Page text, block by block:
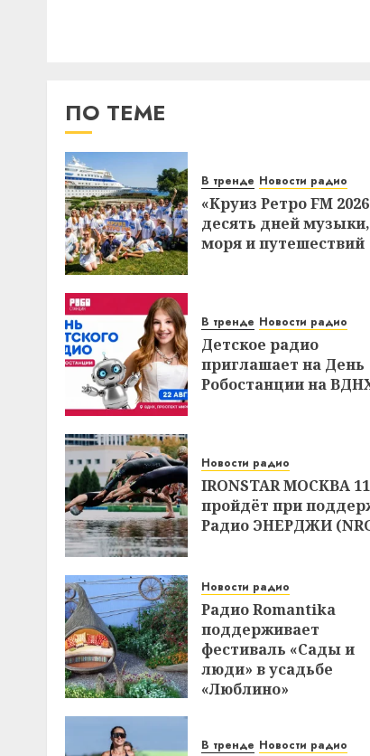
ПО ТЕМЕ
В тренде Новости радио
«Круиз Ретро FM
десять дней музыки,
моря и путешествий
В тренде Новости радио
Детское радио
приглашает на День
Робостанции на
Новости радио
IRONSTAR МОСКВА
пройдёт при
Радио ЭНЕРДЖИ
Новости радио
Радио Romantika
поддерживает
фестиваль «Сады и
люди» в усадьбе
«Люблино»
В тренде Новости радио